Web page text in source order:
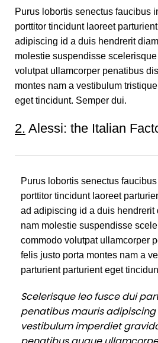
Purus lobortis senectus faucibus
porttitor tincidunt laoreet
adipiscing id a duis hendrerit
molestie suspendisse
volutpat ullamcorper penatibus
montes nam a vestibulum
eget tincidunt. Semper dui.
2. Alessi: the Italian
Purus lobortis senectus
porttitor tincidunt laoreet
ad adipiscing id a duis hendrerit
nam molestie suspendisse
commodo volutpat ullamcorper
felis justo porta montes nam a
parturient parturient eget
Scelerisque leo fusce dui
penatibus mauris
vestibulum imperdiet